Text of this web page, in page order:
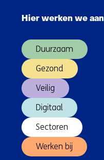
te
Hier werken we aan
Duurzaam
Gezond
Veilig
Digitaal
Sectoren
Werken bij